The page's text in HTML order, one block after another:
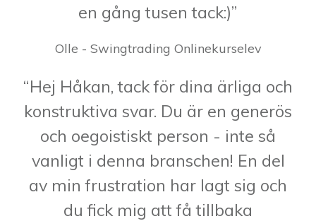
en gång tusen tack:)”
Olle - Swingtrading Onlinekurselev
“Hej Håkan, tack för dina ärliga och
konstruktiva svar. Du är en generös
och oegoistiskt person - inte så
vanligt i denna branschen! En del
av min frustration har lagt sig och
du fick mig att få tillbaka